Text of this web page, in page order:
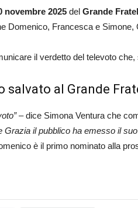
novembre 2025 del Grande
Domenico, Francesca e Simone,
il verdetto del televoto
salvato al Grande
– dice Simona Ventura che
Grazia il pubblico ha emesso il
è il primo nominato alla